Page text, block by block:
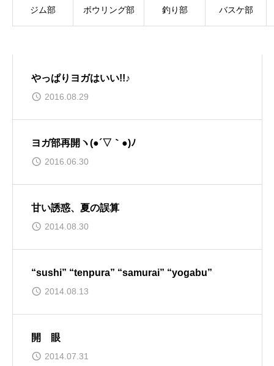
ジム部 ボウリング部 釣り部 バスケ部
やっぱりヨガはいい!!♪
2016.08.29
ヨガ部再開ヽ(●´▽｀●)ﾉ
2016.06.30
甘い誘惑、夏の誤算
2014.08.30
“sushi” “tenpura” “samurai” “yogabu”
2014.08.13
開 眼
2014.07.31